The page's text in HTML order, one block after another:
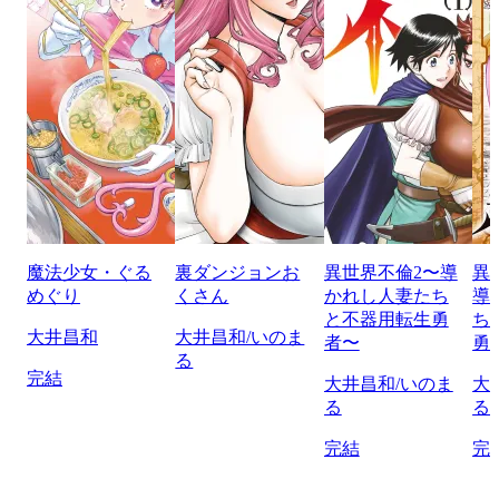
魔法少女・ぐる
めぐり
大井昌和
完結
裏ダンジョンお
くさん
大井昌和/いのま
る
異世界不倫2〜導
かれし人妻たち
と不器用転生勇
者〜
大井昌和/いのま
る
完結
異
導
ち
勇
大
る
完